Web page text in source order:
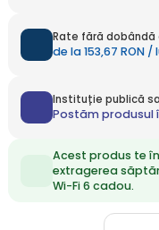
Rate fără dobândă
de la 153,67 RON
Instituție publică
Postăm produsul
Acest produs te
extragerea
Wi-Fi 6 cadou.